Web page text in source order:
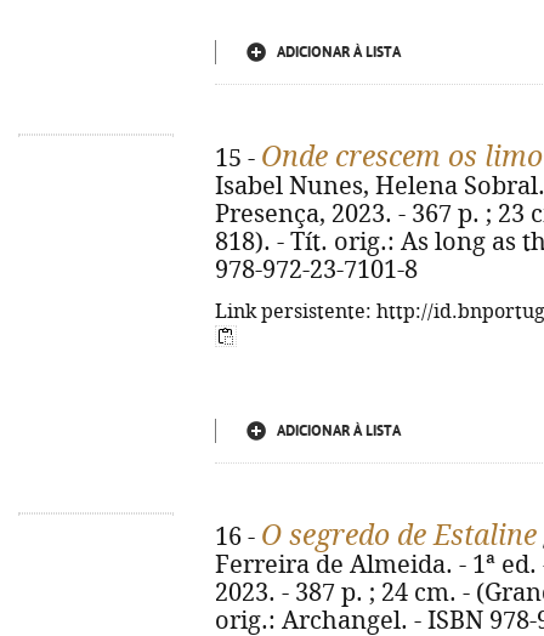
ADICIONAR À LISTA
15 - Onde crescem os
Isabel Nunes, Helena
Presença, 2023. - 367 p. ;
818). - Tít. orig.: As long as
978-972-23-7101-8
Link persistente: http://
ADICIONAR À LISTA
16 - O segredo de Estaline
Ferreira de Almeida. - 1ª
2023. - 387 p. ; 24 cm. -
orig.: Archangel. - ISBN 978-